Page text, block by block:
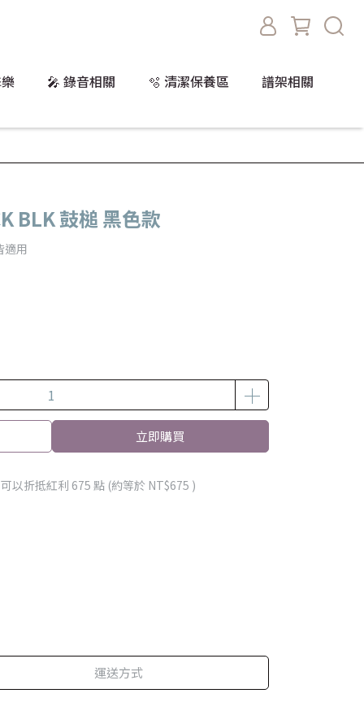
🎤 錄音相關 🫧 清潔保養區 譜架相關
BLK 鼓槌 黑色款
適用
立即購買
以折抵紅利 675 點 (約等於 NT$675 )
運送方式